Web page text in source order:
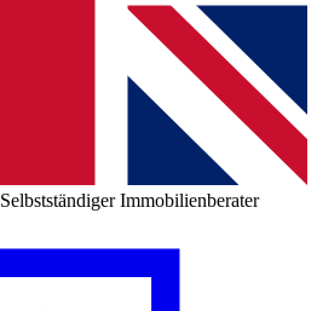
Selbstständiger Immobilienberater